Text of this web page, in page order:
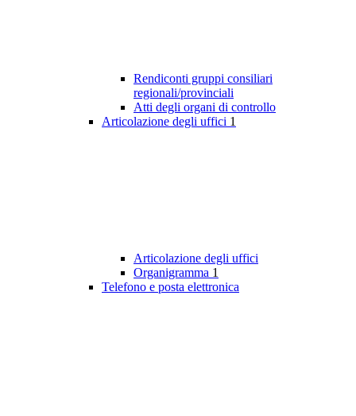
Rendiconti gruppi consiliari
regionali/provinciali
Atti degli organi di controllo
Articolazione degli uffici 1
Articolazione degli uffici
Organigramma 1
Telefono e posta elettronica